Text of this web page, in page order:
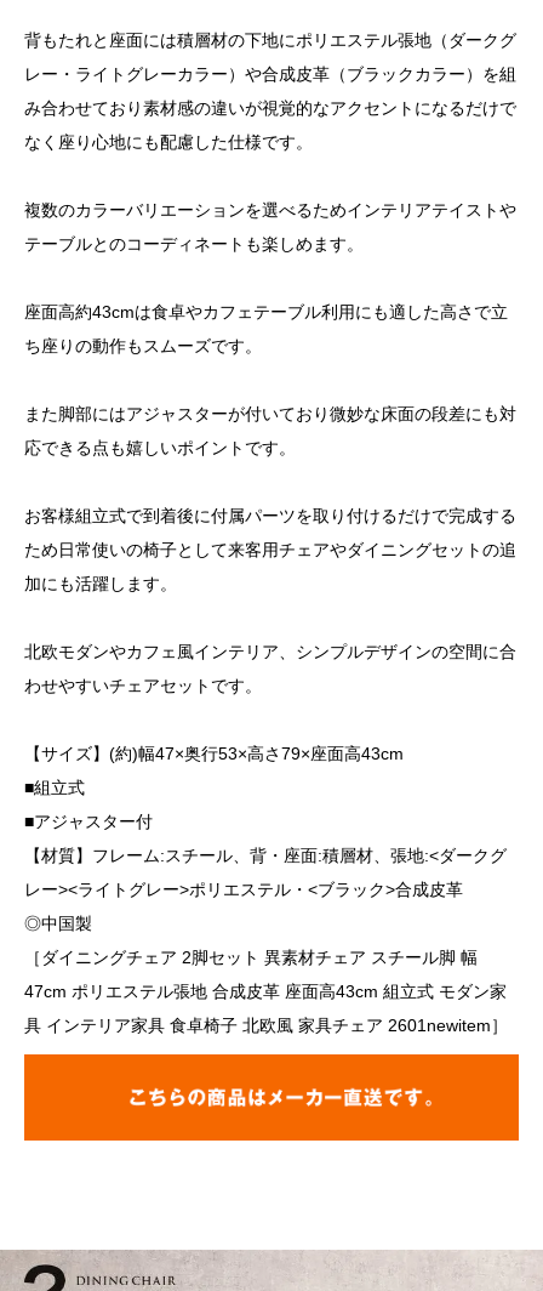
背もたれと座面には積層材の下地にポリエステル張地（ダークグ
レー・ライトグレーカラー）や合成皮革（ブラックカラー）を組
み合わせており素材感の違いが視覚的なアクセントになるだけで
なく座り心地にも配慮した仕様です。
複数のカラーバリエーションを選べるためインテリアテイストや
テーブルとのコーディネートも楽しめます。
座面高約43cmは食卓やカフェテーブル利用にも適した高さで立
ち座りの動作もスムーズです。
また脚部にはアジャスターが付いており微妙な床面の段差にも対
応できる点も嬉しいポイントです。
お客様組立式で到着後に付属パーツを取り付けるだけで完成する
ため日常使いの椅子として来客用チェアやダイニングセットの追
加にも活躍します。
北欧モダンやカフェ風インテリア、シンプルデザインの空間に合
わせやすいチェアセットです。
【サイズ】(約)幅47×奥行53×高さ79×座面高43cm
■組立式
■アジャスター付
【材質】フレーム:スチール、背・座面:積層材、張地:<ダークグ
レー><ライトグレー>ポリエステル・<ブラック>合成皮革
◎中国製
［ダイニングチェア 2脚セット 異素材チェア スチール脚 幅
47cm ポリエステル張地 合成皮革 座面高43cm 組立式 モダン家
具 インテリア家具 食卓椅子 北欧風 家具チェア 2601newitem］